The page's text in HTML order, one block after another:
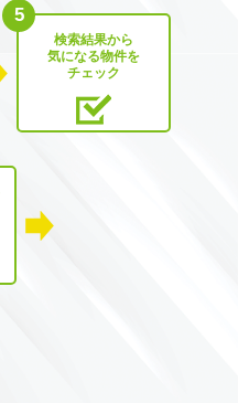
5
検索結果から
気になる物件を
チェック